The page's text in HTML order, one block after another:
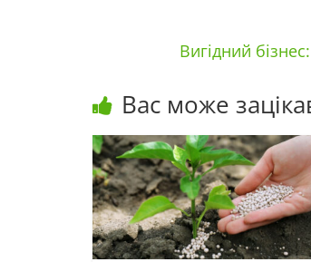
Вигідний
Вас може